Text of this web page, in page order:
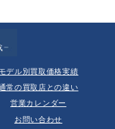
デル別買取価格実績
常の買取店との違い
営業カレンダー
お問い合わせ